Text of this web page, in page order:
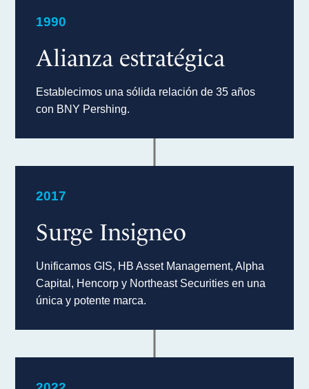
1990
Alianza estratégica
Establecimos una sólida relación de 35 años
con BNY Pershing.
2017
Surge Insigneo
Unificamos GIS, HB Asset Management, Alpha
Capital, Hencorp y Northeast Securities en una
única y potente marca.